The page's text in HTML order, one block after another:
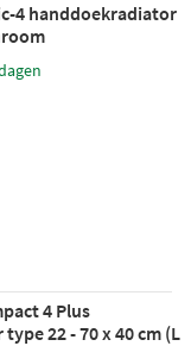
4 handdoekradiator
4 Plus
22 - 70 x 40 cm (L